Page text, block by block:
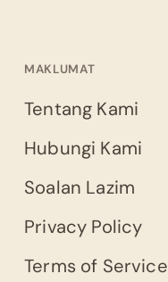
MAKLUMAT
Tentang Kami
Hubungi Kami
Soalan Lazim
Privacy Policy
Terms of Service